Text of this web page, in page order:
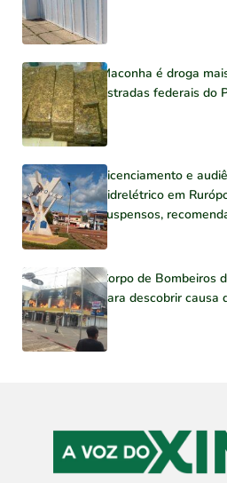
Maconha é droga
estradas federais do
Licenciamento e
hidrelétrico em
suspensos,
Corpo de Bombeiros
para descobrir causa